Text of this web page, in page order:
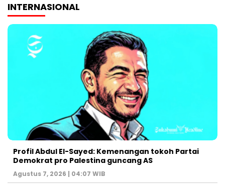
INTERNASIONAL
Profil Abdul El-Sayed: Kemenangan tokoh Partai
Demokrat pro Palestina guncang AS
Agustus 7, 2026 | 04:07 WIB